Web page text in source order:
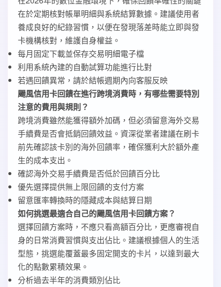
在於定期核對帳單明細與系統結算數據。建議使用者
養成良好的紀錄習慣，以便在發現落差時能立即與發
卡機構核對，維護自身權益。
每月固定下載並保存交易明細電子檔
利用系統內建的自動試算功能進行比對
若遇回饋異常，請於結帳週期內向客服反映
颺風信用卡回饋在進行跨境消費時，有哪些需要特別
注意的費用與規則？
跨境消費雖然能獲得額外加碼，但必須留意海外交易
手續費是否會抵銷回饋效益。資深從業者建議在刷卡
前先確認該卡別的海外回饋率，確保獲利大於額外產
生的成本支出。
確認海外交易手續費是否低於回饋百分比
優先選擇提供無上限回饋的支付方案
留意匯率轉換時的隱藏成本與結算日期
如何挑選最適合自己的颺風信用卡回饋方案？
選擇回饋方案時，不應只看高額百分比，更應審視自
身的日常消費習慣與支出佔比。建議根據個人的生活
型態，挑選能覆蓋最多固定開支的卡片，以達到最大
化的點數累積效果。
分析過去半年的消費類別佔比